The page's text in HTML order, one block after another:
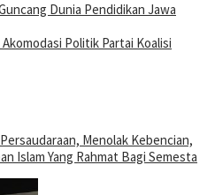
Dunia Pendidikan Jawa
Politik Partai Koalisi
Menolak Kebencian,
Islam Yang Rahmat Bagi Semesta